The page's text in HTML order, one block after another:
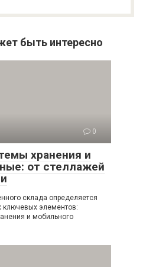
быть интересно
0
хранения и
от стеллажей
склада определяется
ключевых элементов:
и мобильного